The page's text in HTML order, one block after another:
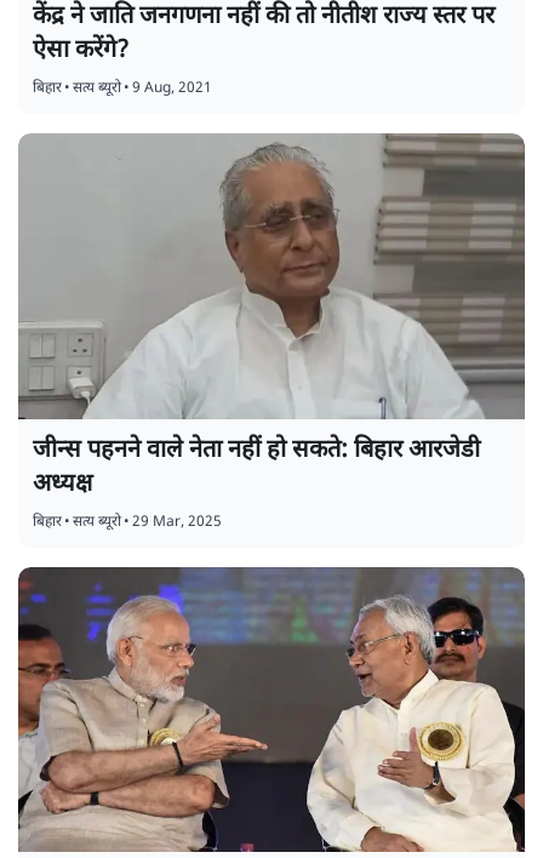
केंद्र ने जाति जनगणना नहीं की तो नीतीश राज्य स्तर पर
ऐसा करेंगे?
बिहार•सत्य ब्यूरो•9 Aug, 2021
जीन्स पहनने वाले नेता नहीं हो सकते: बिहार आरजेडी
अध्यक्ष
बिहार•सत्य ब्यूरो•29 Mar, 2025